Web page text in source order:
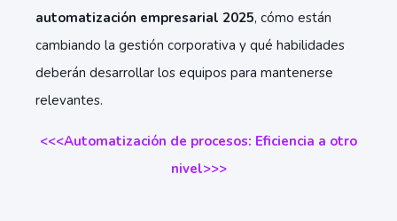
automatización empresarial 2025, cómo están
cambiando la gestión corporativa y qué habilidades
deberán desarrollar los equipos para mantenerse
relevantes.
<<<Automatización de procesos: Eficiencia a otro
nivel>>>